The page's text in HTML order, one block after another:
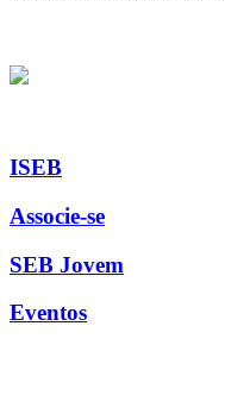
ISEB
Associe-se
SEB Jovem
Eventos